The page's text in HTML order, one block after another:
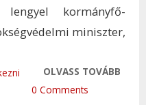
kormányfő-
miniszter,
OLVASS TOVÁBB
0 Comments